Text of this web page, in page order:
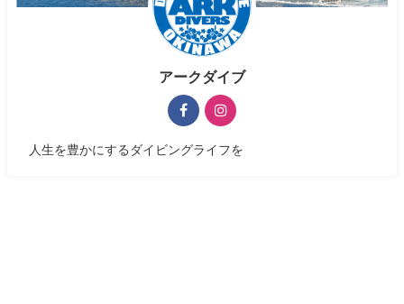
アークダイブ
人生を豊かにするダイビングライフを